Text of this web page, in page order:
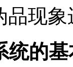
品现
统的